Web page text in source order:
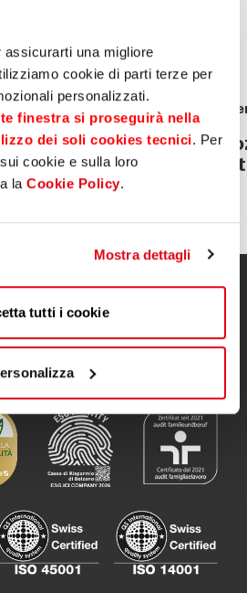
una migliore
cookie di parti terze per
personalizzati.
finestra si proseguirà nella
dei soli cookies tecnici. Per
cookie e sulla loro
la Cookie Policy.
Mostra dettagli
tutti i cookie
auch
die
zum